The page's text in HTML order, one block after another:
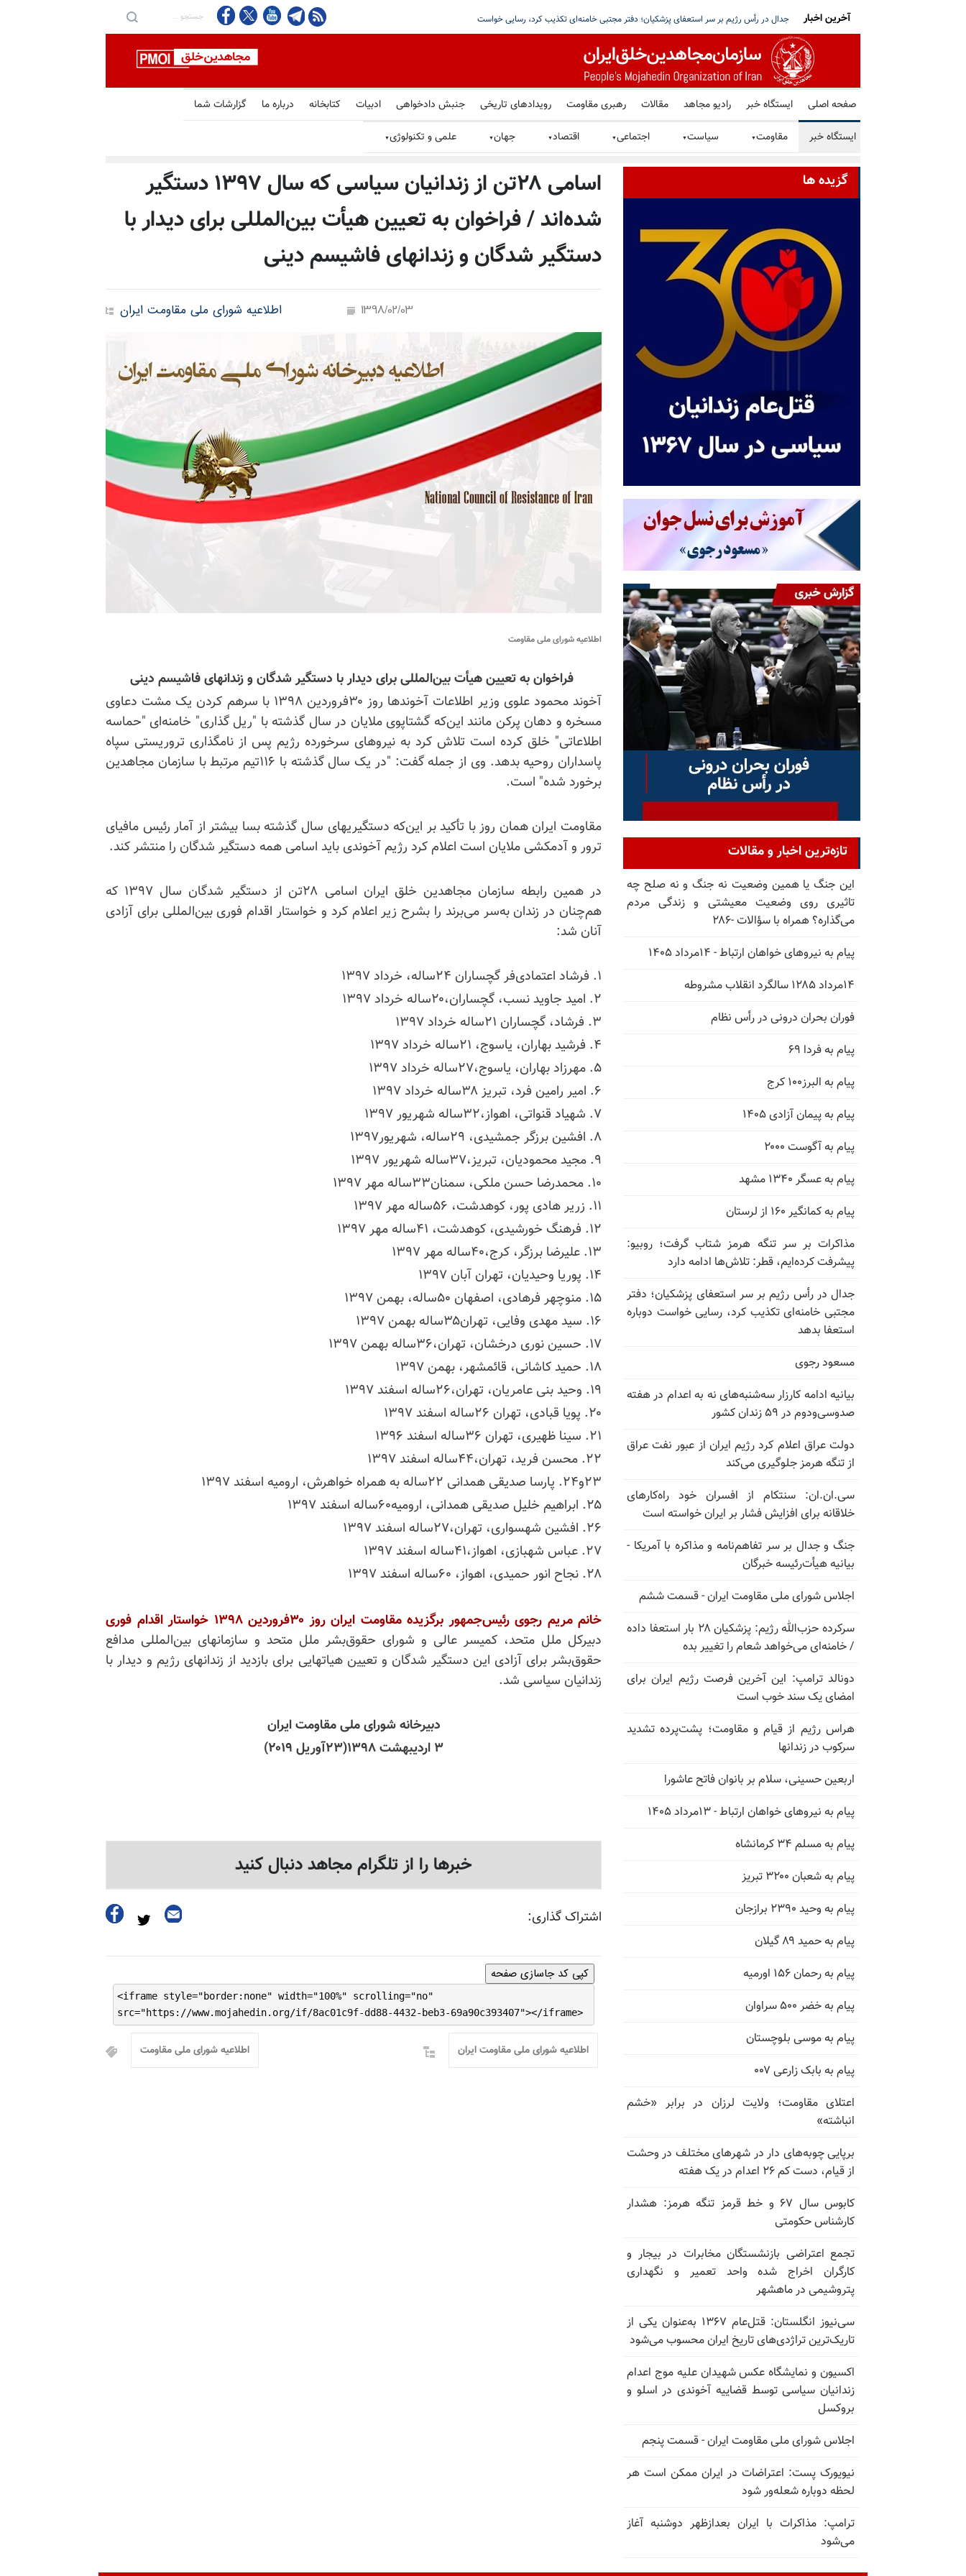
بیانیه ادامه کارزار سه‌شنبه‌های نه به اعدام در هفته صدوسی‌و‌دوم در ۵۹ زندان کشور از عبور نفت عراق از تنگه هرمز جلوگیری می‌کند
آخرین اخبار
صفحه اصلی ایستگاه خبر رادیو مجاهد مقالات رهبری مقاومت رویدادهای تاریخی جنبش دادخواهی ادبیات کتابخانه درباره ما گزارشات شما
ایستگاه خبر مقاومت▼ سیاست▼ اجتماعی▼ اقتصاد▼ جهان▼ علمی و تکنولوژی▼
اسامی ۲۸تن از زندانیان سیاسی که سال ۱۳۹۷ دستگیر
شده‌اند / فراخوان به تعیین هیأت بین‌المللی برای دیدار با
دستگیر ‌شدگان و زندانهای فاشیسم دینی
اطلاعیه شورای ملی مقاومت ایران 1398/02/03
اطلاعیه شورای ملی مقاومت
فراخوان به تعیین هیأت بین‌المللی برای دیدار با دستگیر ‌شدگان و زندانهای فاشیسم دینی
آخوند محمود علوی وزیر اطلاعات آخوندها روز ۳۰فروردین ۱۳۹۸ با سرهم کردن یک مشت دعاوی
مسخره و دهان پرکن مانند این‌که گشتاپوی ملایان در سال گذشته با "ریل گذاری" خامنه‌ای "حماسه
اطلاعاتی" خلق کرده است تلاش کرد به نیروهای سرخورده رژیم پس از نامگذاری تروریستی سپاه
پاسداران روحیه بدهد. وی از جمله گفت: "در یک سال گذشته با ۱۱۶تیم مرتبط با سازمان مجاهدین
برخورد شده" است.
مقاومت ایران همان روز با تأکید بر این‌که دستگیریهای سال گذشته بسا بیشتر از آمار رئیس مافیای
ترور و آدمکشی ملایان است اعلام کرد رژیم آخوندی باید اسامی همه دستگیر ‌شدگان را منتشر کند.
در همین رابطه سازمان مجاهدین خلق ایران اسامی ۲۸تن از دستگیر ‌شدگان سال ۱۳۹۷ که
هم‌چنان در زندان به‌سر می‌برند را بشرح زیر اعلام کرد و خواستار اقدام فوری بین‌المللی برای آزادی
آنان شد:
۱. فرشاد اعتمادی‌فر گچساران ۲۴ساله، خرداد ۱۳۹۷
۲. امید جاوید نسب، گچساران،۲۰ساله خرداد ۱۳۹۷
۳. فرشاد، گچساران ۲۱ساله خرداد ۱۳۹۷
۴. فرشید بهاران، یاسوج، ۲۱ساله خرداد ۱۳۹۷
۵. مهرزاد بهاران، یاسوج،۲۷ساله خرداد ۱۳۹۷
۶. امیر رامین فرد، تبریز ۳۸ساله خرداد ۱۳۹۷
۷. شهیاد قنواتی، اهواز،۳۲ساله شهریور ۱۳۹۷
۸. افشین برزگر جمشیدی، ۲۹ساله، شهریور۱۳۹۷
۹. مجید محمودیان، تبریز،۳۷ساله شهریور ۱۳۹۷
۱۰. محمدرضا حسن ملکی، سمنان۳۳ساله مهر ۱۳۹۷
۱۱. زریر هادی پور، کوهدشت، ۵۶ساله مهر ۱۳۹۷
۱۲. فرهنگ خورشیدی، کوهدشت، ۴۱ساله مهر ۱۳۹۷
۱۳. علیرضا برزگر، کرج،۴۰ساله مهر ۱۳۹۷
۱۴. پوریا وحیدیان، تهران آبان ۱۳۹۷
۱۵. منوچهر فرهادی، اصفهان ۵۰ساله، بهمن ۱۳۹۷
۱۶. سید مهدی وفایی، تهران۳۵ساله بهمن ۱۳۹۷
۱۷. حسین نوری درخشان، تهران،۳۶ساله بهمن ۱۳۹۷
۱۸. حمید کاشانی، قائمشهر، بهمن ۱۳۹۷
۱۹. وحید بنی عامریان، تهران،۲۶ساله اسفند ۱۳۹۷
۲۰. پویا قبادی، تهران ۲۶ساله اسفند ۱۳۹۷
۲۱. سینا ظهیری، تهران ۳۶ساله اسفند ۱۳۹۶
۲۲. محسن فرید، تهران،۴۴ساله اسفند ۱۳۹۷
۲۳و۲۴. پارسا صدیقی همدانی ۲۲ساله به همراه خواهرش، ارومیه اسفند ۱۳۹۷
۲۵. ابراهیم خلیل صدیقی همدانی، ارومیه۶۰ساله اسفند ۱۳۹۷
۲۶. افشین شهسواری، تهران،۲۷ساله اسفند ۱۳۹۷
۲۷. عباس شهبازی، اهواز،۴۱ساله اسفند ۱۳۹۷
۲۸. نجاح انور حمیدی، اهواز، ۶۰ساله اسفند ۱۳۹۷
خانم مریم رجوی رئیس‌جمهور برگزیده مقاومت ایران روز ۳۰فروردین ۱۳۹۸ خواستار اقدام فوری
دبیرکل ملل متحد، کمیسر عالی و شورای حقوق‌بشر ملل ‌متحد و سازمانهای بین‌المللی مدافع
حقوق‌بشر برای آزادی این دستگیر ‌شدگان و تعیین هیاتهایی برای بازدید از زندانهای رژیم و دیدار با
زندانیان سیاسی شد.
دبیرخانه شورای ملی مقاومت ایران
۳ اردیبهشت ۱۳۹۸(۲۳آوریل ۲۰۱۹)
خبرها را از تلگرام مجاهد دنبال کنید
اشتراک گذاری:
کپی کد جاسازی صفحه
<iframe style="border:none" width="100%" scrolling="no"
src="https://www.mojahedin.org/if/8ac01c9f-dd88-4432-beb3-69a90c393407"></iframe>
اطلاعیه شورای ملی مقاومت اطلاعیه شورای ملی مقاومت ایران
گزیده ها
تازه‌ترین اخبار و مقالات
این جنگ یا همین وضعیت نه جنگ و نه صلح چه
تاثیری روی وضعیت معیشتی و زندگی مردم
می‌گذاره؟ همراه با سؤالات -۲۸۶
پیام به نیروهای خواهان ارتباط - ۱۴مرداد ۱۴۰۵
۱۴مرداد ۱۲۸۵ سالگرد انقلاب مشروطه
فوران بحران درونی در رأس نظام
پیام به فردا ۶۹
پیام به البرز۱۰۰ کرج
پیام به پیمان آزادی ۱۴۰۵
پیام به آگوست ۲۰۰۰
پیام به عسگر ۱۳۴۰ مشهد
پیام به کمانگیر ۱۶۰ از لرستان
مذاکرات بر سر تنگه هرمز شتاب گرفت؛ روبیو:
پیشرفت کرده‌ایم، قطر: تلاش‌ها ادامه دارد
جدال در رأس رژیم بر سر استعفای پزشکیان؛ دفتر
مجتبی خامنه‌ای تکذیب کرد، رسایی خواست دوباره
استعفا بدهد
مسعود رجوی
بیانیه ادامه کارزار سه‌شنبه‌های نه به اعدام در هفته
صدوسی‌و‌دوم در ۵۹ زندان کشور
دولت عراق اعلام کرد رژیم ایران از عبور نفت عراق
از تنگه هرمز جلوگیری می‌کند
سی.ان.ان: سنتکام از افسران خود راه‌کارهای
خلاقانه برای افزایش فشار بر ایران خواسته است
جنگ و جدال بر سر تفاهم‌نامه و مذاکره با آمریکا -
بیانیه هیأت‌رئیسه خبرگان
اجلاس شورای ملی مقاومت ایران - قسمت ششم
سرکرده حزب‌الله رژیم: پزشکیان ۲۸ بار استعفا داده
/ خامنه‌ای می‌خواهد شعام را تغییر بده
دونالد ترامپ: این آخرین فرصت رژیم ایران برای
امضای یک سند خوب است
هراس رژیم از قیام و مقاومت؛ پشت‌پرده تشدید
سرکوب در زندانها
اربعین حسینی، سلام بر بانوان فاتح عاشورا
پیام به نیروهای خواهان ارتباط - ۱۳مرداد ۱۴۰۵
پیام به مسلم ۳۴ کرمانشاه
پیام به شعبان ۳۲۰۰ تبریز
پیام به وحید ۲۳۹۰ برازجان
پیام به حمید ۸۹ گیلان
پیام به رحمان ۱۵۶ اورمیه
پیام به خضر ۵۰۰ سراوان
پیام به موسی بلوچستان
پیام به بابک زارعی ۰۰۷
اعتلای مقاومت؛ ولایت لرزان در برابر «خشم
انباشته»
برپایی چوبه‌های دار در شهرهای مختلف در وحشت
از قیام، دست کم ۲۶ اعدام در یک هفته
کابوس سال ۶۷ و خط قرمز تنگه هرمز: هشدار
کارشناس حکومتی
تجمع اعتراضی بازنشستگان مخابرات در بیجار و
کارگران اخراج شده واحد تعمیر و نگهداری
پتروشیمی در ماهشهر
سی‌نیوز انگلستان: قتل‌عام ۱۳۶۷ به‌عنوان یکی از
تاریک‌ترین تراژدی‌های تاریخ ایران محسوب می‌شود
اکسیون و نمایشگاه عکس شهیدان علیه موج اعدام
زندانیان سیاسی توسط قضاییه آخوندی در اسلو و
بروکسل
اجلاس شورای ملی مقاومت ایران - قسمت پنجم
نیویورک پست: اعتراضات در ایران ممکن است هر
لحظه دوباره شعله‌ور شود
ترامپ: مذاکرات با ایران بعدازظهر دوشنبه آغاز
می‌شود